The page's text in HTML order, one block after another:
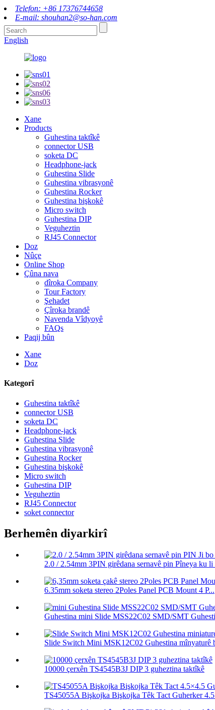
Telefon: +86 17376744658
E-mail: shouhan2@so-han.com
English
Xane
Products
Guhestina taktîkê
connector USB
soketa DC
Headphone-jack
Guhestina Slide
Guhestina vibrasyonê
Guhestina Rocker
Guhestina bişkokê
Micro switch
Guhestina DIP
Veguheztin
RJ45 Connector
Doz
Nûçe
Online Shop
Çûna nava
dîroka Company
Tour Factory
Şehadet
Çîroka brandê
Navenda Vîdyoyê
FAQs
Paqij bûn
Xane
Doz
Kategorî
Guhestina taktîkê
connector USB
soketa DC
Headphone-jack
Guhestina Slide
Guhestina vibrasyonê
Guhestina Rocker
Guhestina bişkokê
Micro switch
Guhestina DIP
Veguheztin
RJ45 Connector
soket connector
Berhemên diyarkirî
2.0 / 2.54mm 3PIN girêdana sernavê pin Pîneya ku li
6.35mm soketa stereo 2Poles Panel PCB Mount 4 P...
Guhestina mini Slide MSS22C02 SMD/SMT
Slide Switch Mini MSK12C02 Guhestina mînyaturê
10000 çerxên TS4545B3J DIP 3 guheztina taktîkê
TS45055A Bişkojka Bişkojka Têk Tact Guherker